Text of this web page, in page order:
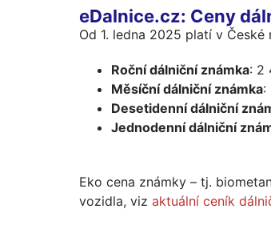
eDalnice.cz: Ceny
Od 1. ledna 2025 platí v
Roční dálniční známka: 2
Měsíční dálniční známka:
Desetidenní dálniční
Jednodenní dálniční
Eko cena známky – tj.
vozidla, viz aktuální ceník